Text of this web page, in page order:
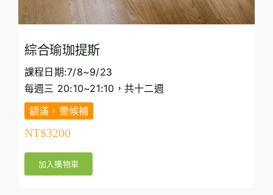
綜合瑜珈提斯
課程日期:7/8~9/23
每週三 20:10~21:10，共十二週
額滿，需候補
NT$3200
加入購物車